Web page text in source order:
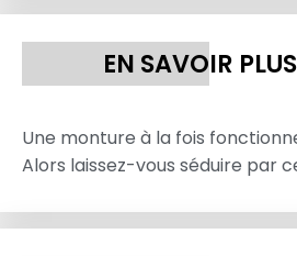
EN SAVOIR PLUS
Une monture à la fois
Alors laissez-vous séduire par